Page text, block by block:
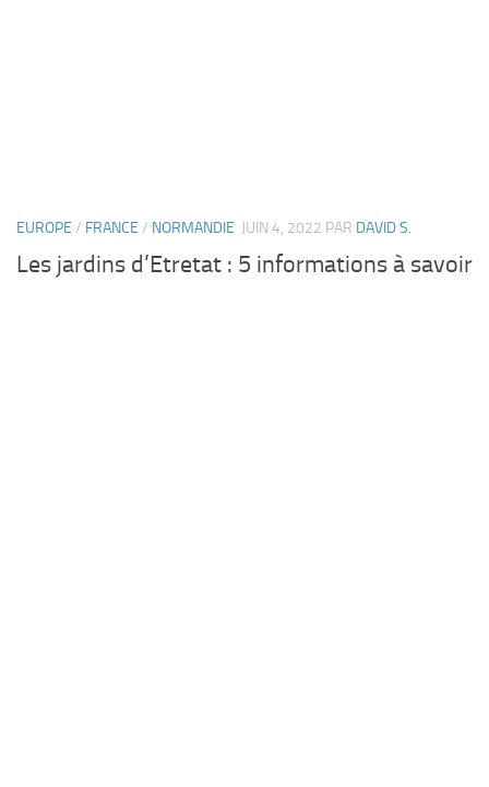
EUROPE / FRANCE / NORMANDIE JUIN 4, 2022 PAR DAVID S.
Les jardins d’Etretat : 5 informations à savoir